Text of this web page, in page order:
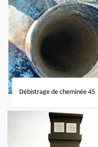
Débistrage de cheminée 45